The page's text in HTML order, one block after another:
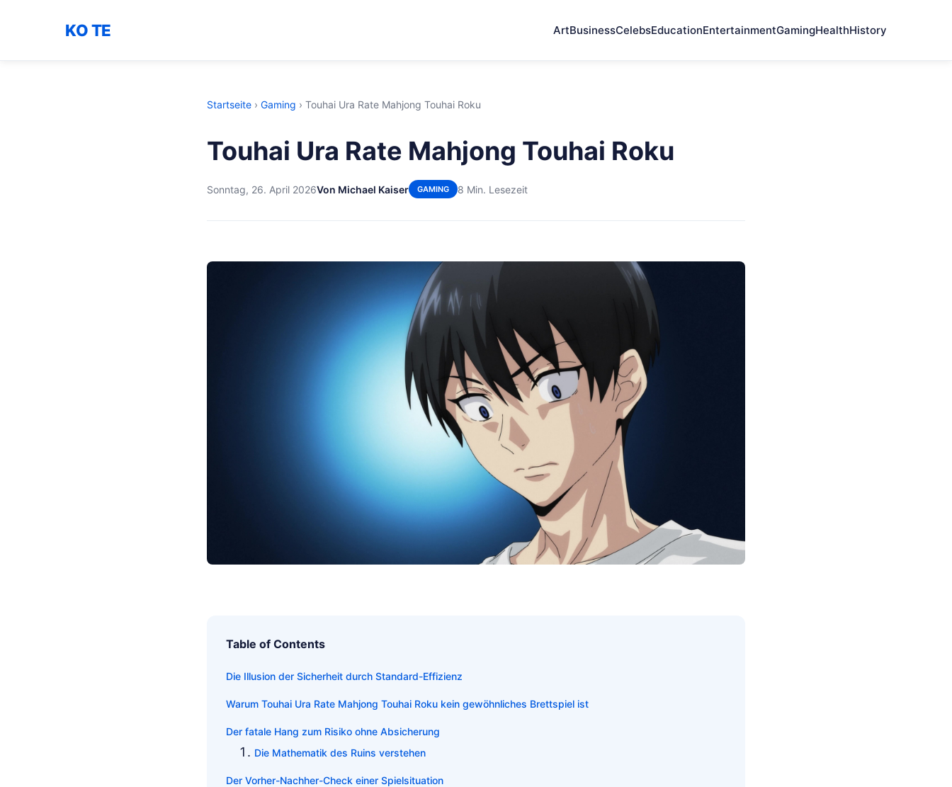
KO TE ArtBusinessCelebsEducationEntertainmentGamingHealthHistory
Startseite › Gaming › Touhai Ura Rate Mahjong Touhai Roku
Touhai Ura Rate Mahjong Touhai Roku
Sonntag, 26. April 2026Von Michael Kaiser GAMING 8 Min. Lesezeit
Table of Contents
Die Illusion der Sicherheit durch Standard-Effizienz
Warum Touhai Ura Rate Mahjong Touhai Roku kein gewöhnliches Brettspiel ist
Der fatale Hang zum Risiko ohne Absicherung
Die Mathematik des Ruins verstehen
Der Vorher-Nachher-Check einer Spielsituation